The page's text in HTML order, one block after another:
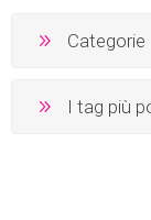
Categorie
I tag più